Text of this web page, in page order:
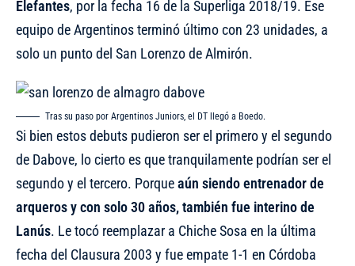
Elefantes, por la fecha 16 de la Superliga 2018/19. Ese
equipo de Argentinos terminó último con 23 unidades, a
solo un punto del San Lorenzo de Almirón.
Tras su paso por Argentinos Juniors, el DT llegó a Boedo.
Si bien estos debuts pudieron ser el primero y el segundo
de Dabove, lo cierto es que tranquilamente podrían ser el
segundo y el tercero. Porqueaún siendo entrenador de
arqueros y con solo 30 años, también fue interino de
Lanús. Le tocó reemplazar a Chiche Sosa en la última
fecha del Clausura 2003 y fue empate 1-1 en Córdoba